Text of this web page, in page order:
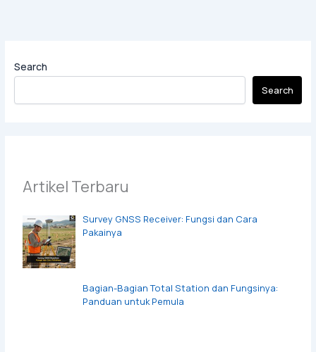
Search
Search
Artikel Terbaru
Survey GNSS Receiver: Fungsi dan Cara
Pakainya
Bagian-Bagian Total Station dan Fungsinya:
Panduan untuk Pemula